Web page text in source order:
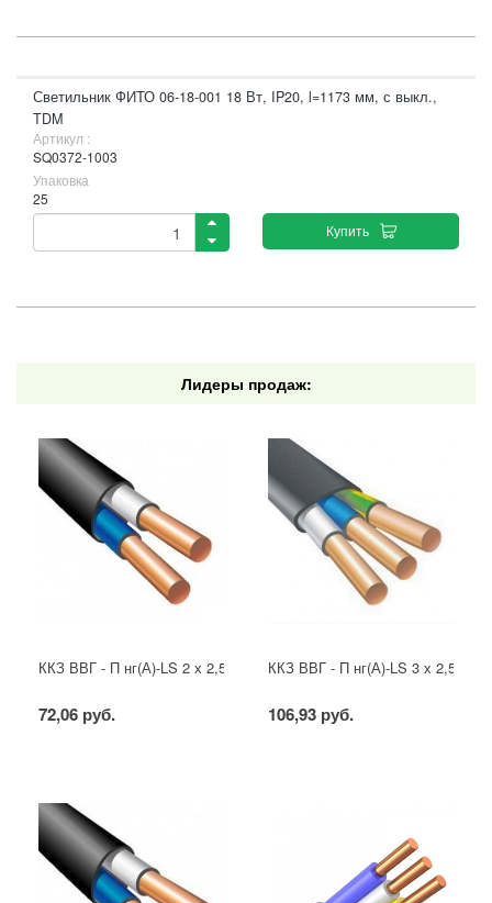
Светильник ФИТО 06-18-001 18 Вт, IP20, l=1173 мм, с выкл.,
TDM
Артикул :
SQ0372-1003
Упаковка
25
Купить
Лидеры продаж:
ККЗ ВВГ - П нг(А)-LS 2 х 2,5 ГОСТ
72,06 руб.
ККЗ ВВГ - П нг(А)-LS 3 х 2,5
106,93 руб.